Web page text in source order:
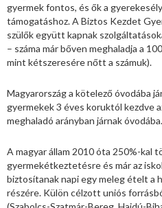
gyermek fontos, és ők a
támogatáshoz. A Biztos Kezdet
szülők együtt kapnak
– száma már bőven meghaladja a
mint kétszeresére nőtt a számuk).
Magyarország a kötelező óvodába
gyermekek 3 éves koruktól kezdve
meghaladó arányban járnak óvodába.
A magyar állam 2010 óta 250%-kal
gyermekétkeztetésre és már az
biztosítanak napi egy meleg ételt a
részére. Külön célzott uniós